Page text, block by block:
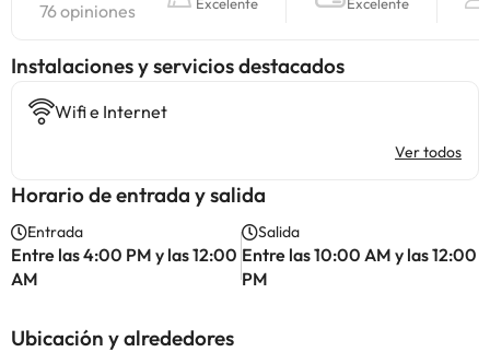
76 opiniones
Instalaciones y servicios destacados
Wifi e Internet
Ver todos
Horario de entrada y salida
Entrada
Entre las 4:00 PM y las 12:00
AM
Salida
Entre las 10:00 AM y las 12:00
PM
Ubicación y alrededores